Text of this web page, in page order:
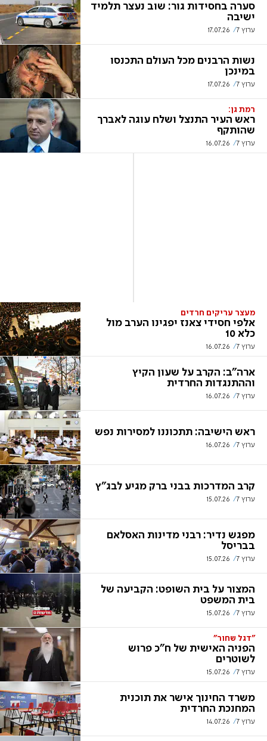
סערה בחסידות גור: שוב נעצר תלמיד
ישיבה
ערוץ 7 17.07.26
נשות הרבנים מכל העולם התכנסו
במינכן
ערוץ 7 17.07.26
רמת גן:
ראש העיר התנצל ושלח עוגה לאברך
שהותקף
ערוץ 7 16.07.26
מעצר עריקים חרדים
אלפי חסידי צאנז יפגינו הערב מול
כלא 10
ערוץ 7 16.07.26
ארה"ב: הקרב על שעון הקיץ
וההתנגדות החרדית
ערוץ 7 16.07.26
ראש הישיבה: תתכוננו למסירות נפש
ערוץ 7 16.07.26
קרב המדרכות בבני ברק מגיע לבג"ץ
ערוץ 7 15.07.26
מפגש נדיר: רבני מדינות האסלאם
בבריסל
ערוץ 7 15.07.26
המצור על בית השופט: הקביעה של
בית המשפט
ערוץ 7 15.07.26
"דגל שחור"
הפניה האישית של ח"כ פרוש
לשוטרים
ערוץ 7 15.07.26
משרד החינוך אישר את תוכנית
המחנכת החרדית
ערוץ 7 14.07.26